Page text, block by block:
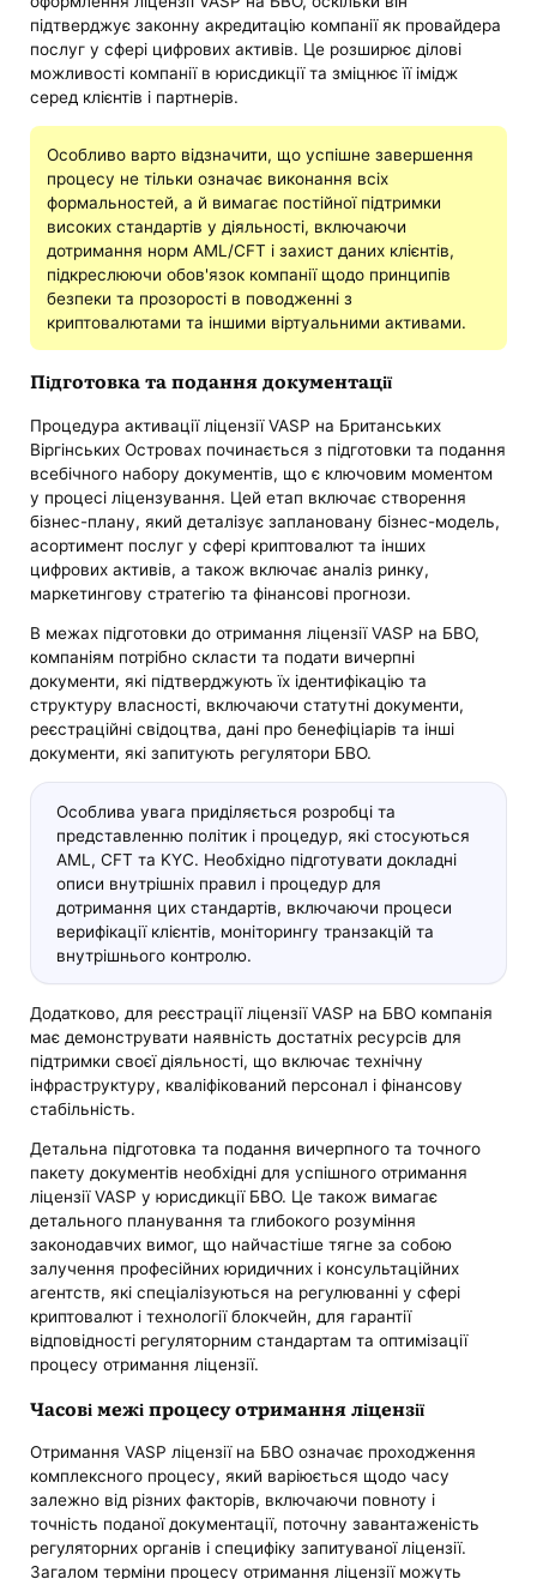
підтверджує законну акредитацію компанії як провайдера
послуг у сфері цифрових активів. Це розширює ділові
можливості компанії в юрисдикції та зміцнює її імідж
серед клієнтів і партнерів.
Особливо варто відзначити, що успішне завершення
процесу не тільки означає виконання всіх
формальностей, а й вимагає постійної підтримки
високих стандартів у діяльності, включаючи
дотримання норм AML/CFT і захист даних клієнтів,
підкреслюючи обов'язок компанії щодо принципів
безпеки та прозорості в поводженні з
криптовалютами та іншими віртуальними активами.
Підготовка та подання документації
Процедура активації ліцензії VASP на Британських
Віргінських Островах починається з підготовки та подання
всебічного набору документів, що є ключовим моментом
у процесі ліцензування. Цей етап включає створення
бізнес-плану, який деталізує заплановану бізнес-модель,
асортимент послуг у сфері криптовалют та інших
цифрових активів, а також включає аналіз ринку,
маркетингову стратегію та фінансові прогнози.
В межах підготовки до отримання ліцензії VASP на БВО,
компаніям потрібно скласти та подати вичерпні
документи, які підтверджують їх ідентифікацію та
структуру власності, включаючи статутні документи,
реєстраційні свідоцтва, дані про бенефіціарів та інші
документи, які запитують регулятори БВО.
Особлива увага приділяється розробці та
представленню політик і процедур, які стосуються
AML, CFT та KYC. Необхідно підготувати докладні
описи внутрішніх правил і процедур для
дотримання цих стандартів, включаючи процеси
верифікації клієнтів, моніторингу транзакцій та
внутрішнього контролю.
Додатково, для реєстрації ліцензії VASP на БВО компанія
має демонструвати наявність достатніх ресурсів для
підтримки своєї діяльності, що включає технічну
інфраструктуру, кваліфікований персонал і фінансову
стабільність.
Детальна підготовка та подання вичерпного та точного
пакету документів необхідні для успішного отримання
ліцензії VASP у юрисдикції БВО. Це також вимагає
детального планування та глибокого розуміння
законодавчих вимог, що найчастіше тягне за собою
залучення професійних юридичних і консультаційних
агентств, які спеціалізуються на регулюванні у сфері
криптовалют і технології блокчейн, для гарантії
відповідності регуляторним стандартам та оптимізації
процесу отримання ліцензії.
Часові межі процесу отримання ліцензії
Отримання VASP ліцензії на БВО означає проходження
комплексного процесу, який варіюється щодо часу
залежно від різних факторів, включаючи повноту і
точність поданої документації, поточну завантаженість
регуляторних органів і специфіку запитуваної ліцензії.
Загалом терміни процесу отримання ліцензії можуть